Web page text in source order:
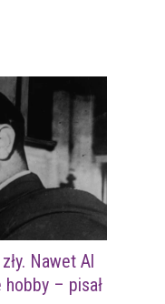
Nawet Al
hobby – pisał